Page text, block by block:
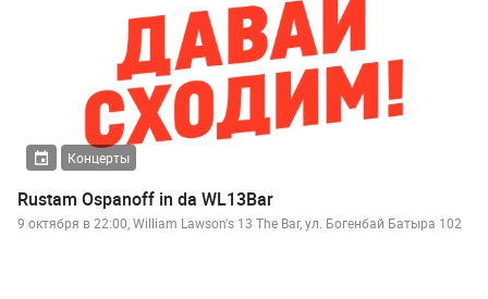
Концерты
Rustam Ospanoff in da WL13Bar
9 октября в 22:00, William Lawson's 13 The Bar, ул. Богенбай Батыра 102